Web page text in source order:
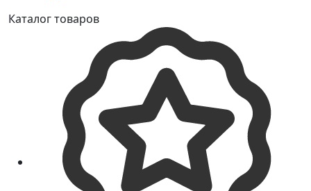
Каталог товаров